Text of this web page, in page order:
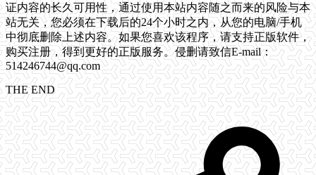
证内容的长久可用性，通过使用本站内容随之而来的风险与本
站无关，您必须在下载后的24个小时之内，从您的电脑/手机
中彻底删除上述内容。如果您喜欢该程序，请支持正版软件，
购买注册，得到更好的正版服务。侵删请致信E-mail：
514246744@qq.com
THE END